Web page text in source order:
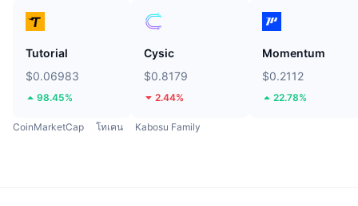
Tutorial
$0.06983
98.45%
Cysic
$0.8179
2.44%
Momentum
$0.2112
22.78%
CoinMarketCap โทเคน Kabosu Family